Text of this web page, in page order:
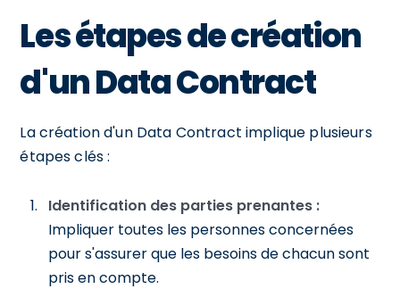
Les étapes de création
d'un Data Contract
La création d'un Data Contract implique plusieurs
étapes clés :
Identification des parties prenantes :
Impliquer toutes les personnes concernées
pour s'assurer que les besoins de chacun sont
pris en compte.